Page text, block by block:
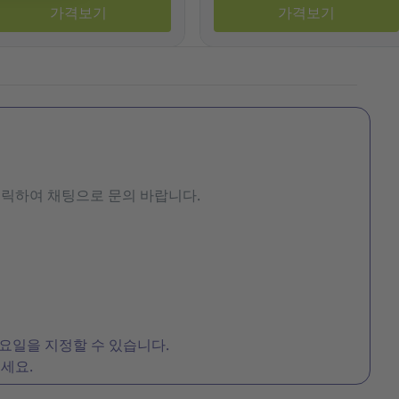
가격보기 가격보기
하여 채팅으로 문의 바랍니다.
일을 지정할 수 있습니다.
요.